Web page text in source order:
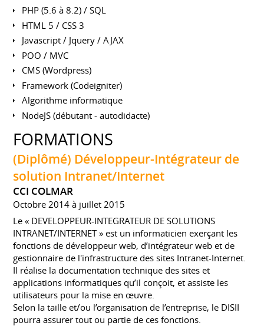
PHP (5.6 à 8.2) / SQL
HTML 5 / CSS 3
Javascript / Jquery / AJAX
POO / MVC
CMS (Wordpress)
Framework (Codeigniter)
Algorithme informatique
NodeJS (débutant - autodidacte)
FORMATIONS
(Diplômé) Développeur-Intégrateur de
solution Intranet/Internet
CCI COLMAR
Octobre 2014 à juillet 2015
Le « DEVELOPPEUR-INTEGRATEUR DE SOLUTIONS
INTRANET/INTERNET » est un informaticien exerçant les
fonctions de développeur web, d’intégrateur web et de
gestionnaire de l'infrastructure des sites Intranet-Internet.
Il réalise la documentation technique des sites et
applications informatiques qu’il conçoit, et assiste les
utilisateurs pour la mise en œuvre.
Selon la taille et/ou l’organisation de l’entreprise, le DISII
pourra assurer tout ou partie de ces fonctions.